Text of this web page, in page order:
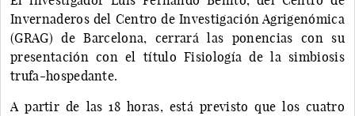
Invernaderos del Centro de Investigación Agrigenómica
(GRAG) de Barcelona, cerrará las ponencias con su
presentación con el título Fisiología de la simbiosis
trufa-hospedante.
A partir de las 18 horas, está previsto que los cuatro